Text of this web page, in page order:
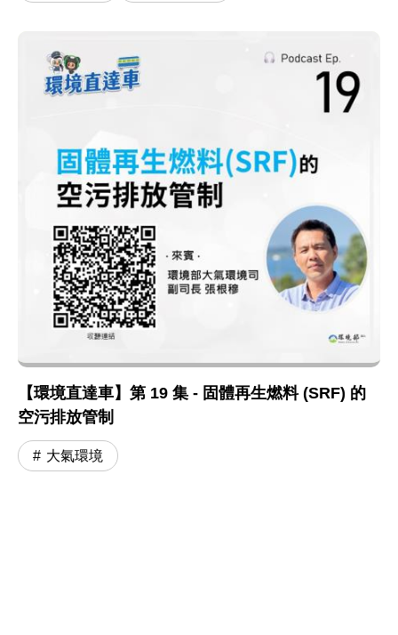
【環境直達車】第 19 集 - 固體再生燃料 (SRF) 的
空污排放管制
大氣環境